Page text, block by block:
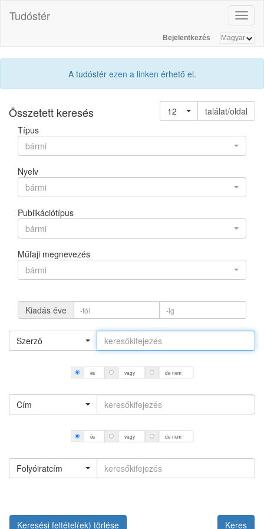
Tudóstér
Bejelentkezés
A tudóstér ezen a linken érhető el.
Összetett keresés 12
találat/oldal
Típus
bármi
Nyelv
bármi
Publikációtípus
bármi
Műfaji megnevezés
bármi
Kiadás éve
Szerző
és vagy de nem
Cím
és vagy de nem
Folyóiratcím
Keresési feltétel(ek) törlése